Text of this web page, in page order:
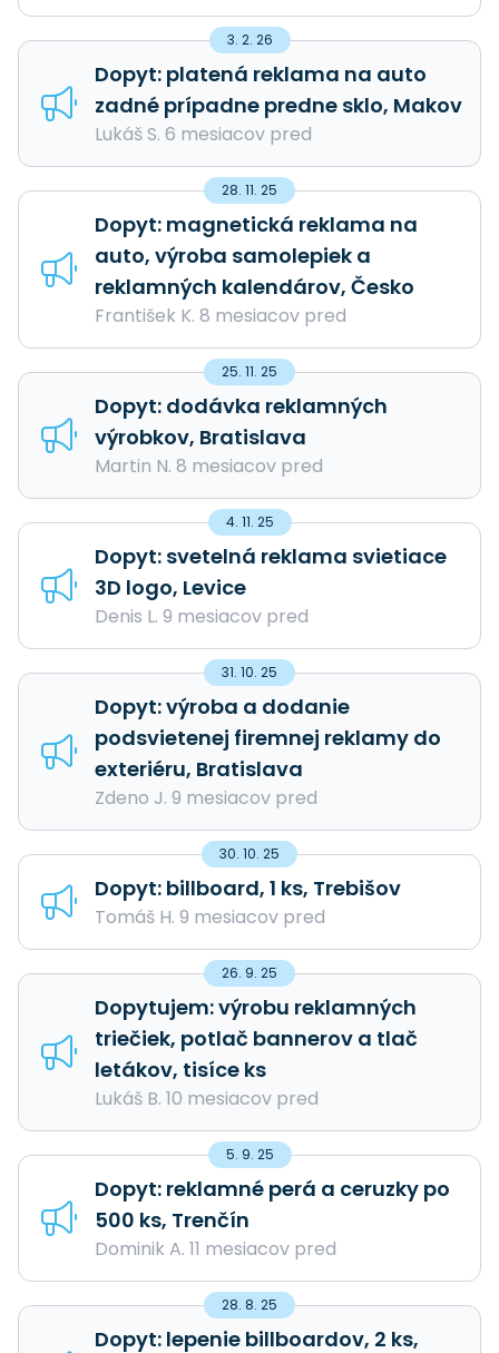
3. 2. 26
Dopyt: platená reklama na auto
zadné prípadne predne sklo, Makov
Lukáš S. 6 mesiacov pred
28. 11. 25
Dopyt: magnetická reklama na
auto, výroba samolepiek a
reklamných kalendárov, Česko
František K. 8 mesiacov pred
25. 11. 25
Dopyt: dodávka reklamných
výrobkov, Bratislava
Martin N. 8 mesiacov pred
4. 11. 25
Dopyt: svetelná reklama svietiace
3D logo, Levice
Denis L. 9 mesiacov pred
31. 10. 25
Dopyt: výroba a dodanie
podsvietenej firemnej reklamy do
exteriéru, Bratislava
Zdeno J. 9 mesiacov pred
30. 10. 25
Dopyt: billboard, 1 ks, Trebišov
Tomáš H. 9 mesiacov pred
26. 9. 25
Dopytujem: výrobu reklamných
triečiek, potlač bannerov a tlač
letákov, tisíce ks
Lukáš B. 10 mesiacov pred
5. 9. 25
Dopyt: reklamné perá a ceruzky po
500 ks, Trenčín
Dominik A. 11 mesiacov pred
28. 8. 25
Dopyt: lepenie billboardov, 2 ks,